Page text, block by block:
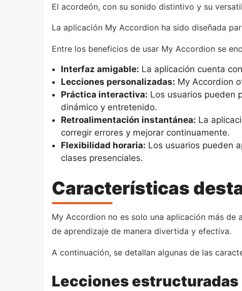
El acordeón, con su sonido distintivo y su
La aplicación My Accordion ha sido diseñada
Entre los beneficios de usar My Accordion se
Interfaz amigable: La aplicación cuenta
Lecciones personalizadas: My Accordion
Práctica interactiva: Los usuarios pueden
dinámico y entretenido.
Retroalimentación instantánea: La
corregir errores y mejorar continuamente.
Flexibilidad horaria: Los usuarios pueden
clases presenciales.
Características
My Accordion no es solo una aplicación más
de aprendizaje de manera divertida y efectiva.
A continuación, se detallan algunas de las
Lecciones